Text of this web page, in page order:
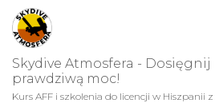
Skydive Atmosfera -
prawdziwą moc!
Kurs AFF i szkolenia do licencji w Hiszpanii